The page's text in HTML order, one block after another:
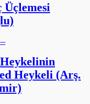
Üçlemesi
Heykeli (Arş.